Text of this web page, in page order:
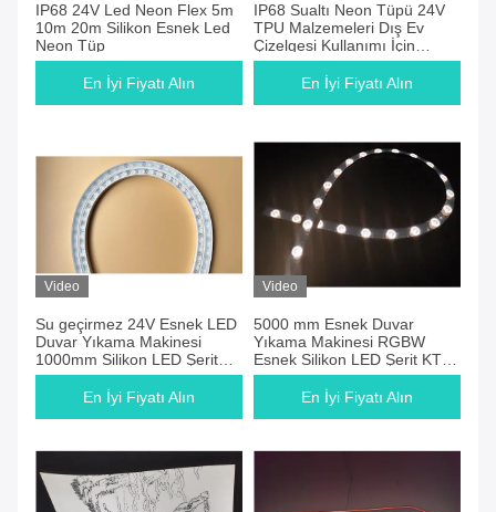
IP68 24V Led Neon Flex 5m
10m 20m Silikon Esnek Led
Neon Tüp
En İyi Fiyatı Alın
IP68 Sualtı Neon Tüpü 24V
TPU Malzemeleri Dış Ev
Çizelgesi Kullanımı İçin
Esnek LED Şerit
En İyi Fiyatı Alın
Video
Su geçirmez 24V Esnek LED
Duvar Yıkama Makinesi
1000mm Silikon LED Şerit
Işıkları
En İyi Fiyatı Alın
Video
5000 mm Esnek Duvar
Yıkama Makinesi RGBW
Esnek Silikon LED Şerit KTV
veya Landskap için
En İyi Fiyatı Alın